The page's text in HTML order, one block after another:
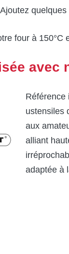
four à 150°C
avec
Référence
ustensiles
aux
alliant
adaptée à